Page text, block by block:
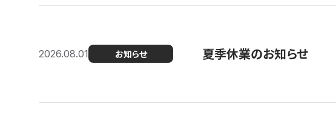
2026.08.01 お知らせ 夏季休業のお知らせ